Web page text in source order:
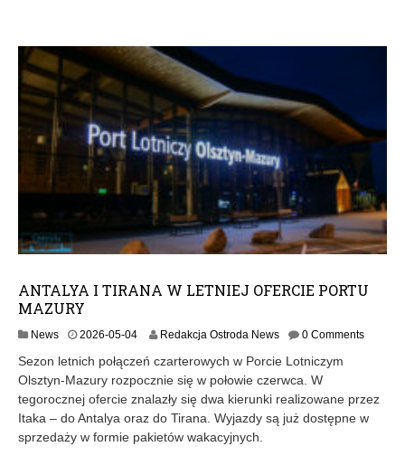
7
ANTALYA I TIRANA W LETNIEJ OFERCIE PORTU
MAZURY
News 2026-05-042
2
6
-
0
Redakcja Ostroda News 0 Comments
Sezon letnich połączeń czarterowych w Porcie Lotniczym
Olsztyn-Mazury rozpocznie się w połowie czerwca. W
tegorocznej ofercie znalazły się dwa kierunki realizowane przez
Itaka – do Antalya oraz do Tirana. Wyjazdy są już dostępne w
sprzedaży w formie pakietów wakacyjnych.